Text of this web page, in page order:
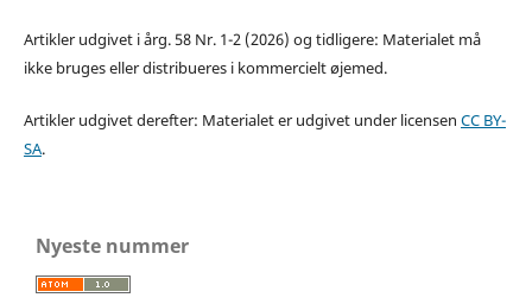
Artikler udgivet i årg. 58 Nr. 1-2 (2026) og tidligere: Materialet må
ikke bruges eller distribueres i kommercielt øjemed.
Artikler udgivet derefter: Materialet er udgivet under licensen CC BY-
SA.
Nyeste nummer